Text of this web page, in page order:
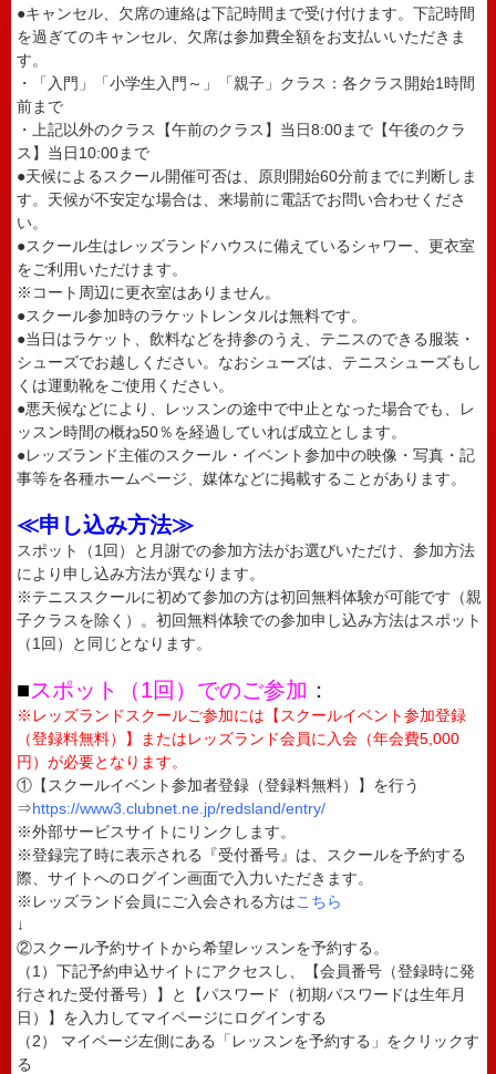
●キャンセル、欠席の連絡は下記時間まで受け付けます。下記時間
を過ぎてのキャンセル、欠席は参加費全額をお支払いいただきま
す。
・「入門」「小学生入門～」「親子」クラス：各クラス開始1時間
前まで
・上記以外のクラス【午前のクラス】当日8:00まで【午後のクラ
ス】当日10:00まで
●天候によるスクール開催可否は、原則開始60分前までに判断しま
す。天候が不安定な場合は、来場前に電話でお問い合わせくださ
い。
●スクール生はレッズランドハウスに備えているシャワー、更衣室
をご利用いただけます。
※コート周辺に更衣室はありません。
●スクール参加時のラケットレンタルは無料です。
●当日はラケット、飲料などを持参のうえ、テニスのできる服装・
シューズでお越しください。なおシューズは、テニスシューズもし
くは運動靴をご使用ください。
●悪天候などにより、レッスンの途中で中止となった場合でも、レ
ッスン時間の概ね50％を経過していれば成立とします。
●レッズランド主催のスクール・イベント参加中の映像・写真・記
事等を各種ホームページ、媒体などに掲載することがあります。
≪申し込み方法≫
スポット（1回）と月謝での参加方法がお選びいただけ、参加方法
により申し込み方法が異なります。
※テニススクールに初めて参加の方は初回無料体験が可能です（親
子クラスを除く）。初回無料体験での参加申し込み方法はスポット
（1回）と同じとなります。
■スポット（1回）でのご参加 ：
※レッズランドスクールご参加には【スクールイベント参加登録
（登録料無料）】またはレッズランド会員に入会（年会費5,000
円）が必要となります。
①【スクールイベント参加者登録（登録料無料）】を行う
⇒https://www3.clubnet.ne.jp/redsland/entry/
※外部サービスサイトにリンクします。
※登録完了時に表示される『受付番号』は、スクールを予約する
際、サイトへのログイン画面で入力いただきます。
※レッズランド会員にご入会される方はこちら
↓
②スクール予約サイトから希望レッスンを予約する。
（1）下記予約申込サイトにアクセスし、【会員番号（登録時に発
行された受付番号）】と【パスワード（初期パスワードは生年月
日）】を入力してマイページにログインする
（2） マイページ左側にある「レッスンを予約する」をクリックす
る